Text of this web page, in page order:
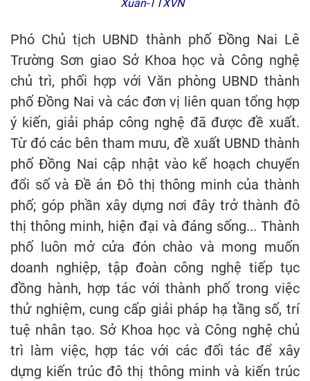
Xuân-TTXVN
Phó Chủ tịch UBND thành phố Đồng Nai Lê
Trường Sơn giao Sở Khoa học và Công nghệ
chủ trì, phối hợp với Văn phòng UBND thành
phố Đồng Nai và các đơn vị liên quan tổng hợp
ý kiến, giải pháp công nghệ đã được đề xuất.
Từ đó các bên tham mưu, đề xuất UBND thành
phố Đồng Nai cập nhật vào kế hoạch chuyển
đổi số và Đề án Đô thị thông minh của thành
phố; góp phần xây dựng nơi đây trở thành đô
thị thông minh, hiện đại và đáng sống... Thành
phố luôn mở cửa đón chào và mong muốn
doanh nghiệp, tập đoàn công nghệ tiếp tục
đồng hành, hợp tác với thành phố trong việc
thử nghiệm, cung cấp giải pháp hạ tầng số, trí
tuệ nhân tạo. Sở Khoa học và Công nghệ chủ
trì làm việc, hợp tác với các đối tác để xây
dựng kiến trúc đô thị thông minh và kiến trúc